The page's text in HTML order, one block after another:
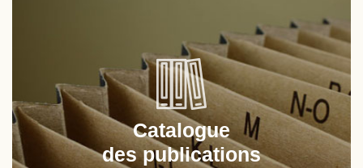
Catalogue
des publications